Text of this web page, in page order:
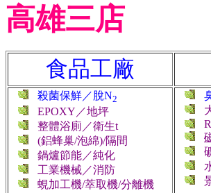
高雄三店
食品工廠
殺菌保鮮／脫N2
EPOXY／地坪
整體浴廁／衛生t
(鋁蜂巢/泡綿)/隔間
鍋爐節能／純化
工業機械／消防
蜆加工機/萃取機/分離機